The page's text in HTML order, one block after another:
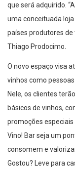
que será adquirido.
uma conceituada
países produtores de
Thiago Prodocimo.
O novo espaço visa
vinhos como
Nele, os clientes
básicos de vinhos,
promoções
Vino! Bar seja um
consomem e
Gostou? Leve para